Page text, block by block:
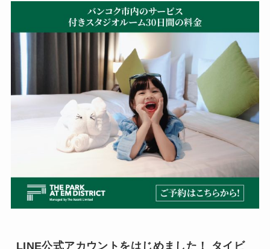
LINE公式アカウントをはじめました！ タイビ